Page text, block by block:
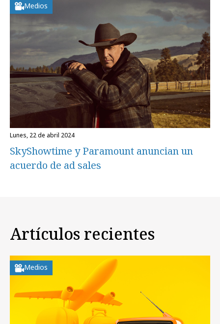
Medios
lunes, 22 de abril 2024
SkyShowtime y Paramount anuncian un
acuerdo de ad sales
Artículos recientes
Medios